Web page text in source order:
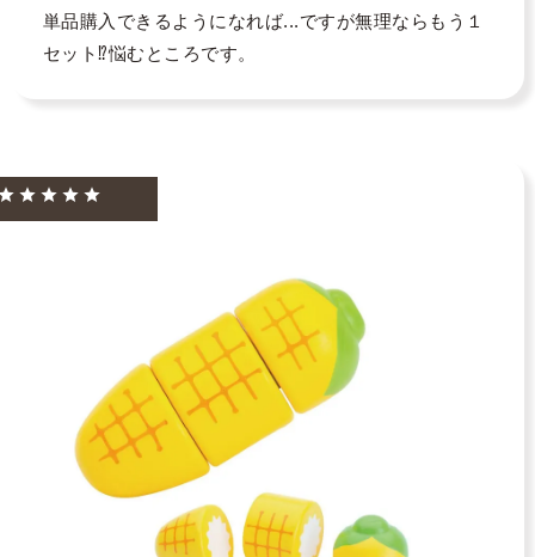
単品購入できるようになれば...ですが無理ならもう１
セット⁉️悩むところです。